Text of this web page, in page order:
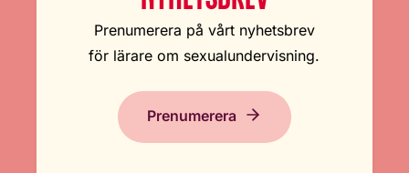
Prenumerera på vårt nyhetsbrev
för lärare om sexualundervisning.
Prenumerera